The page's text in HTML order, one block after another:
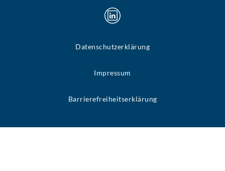
Datenschutzerklärung
Impressum
Barrierefreiheitserklärung